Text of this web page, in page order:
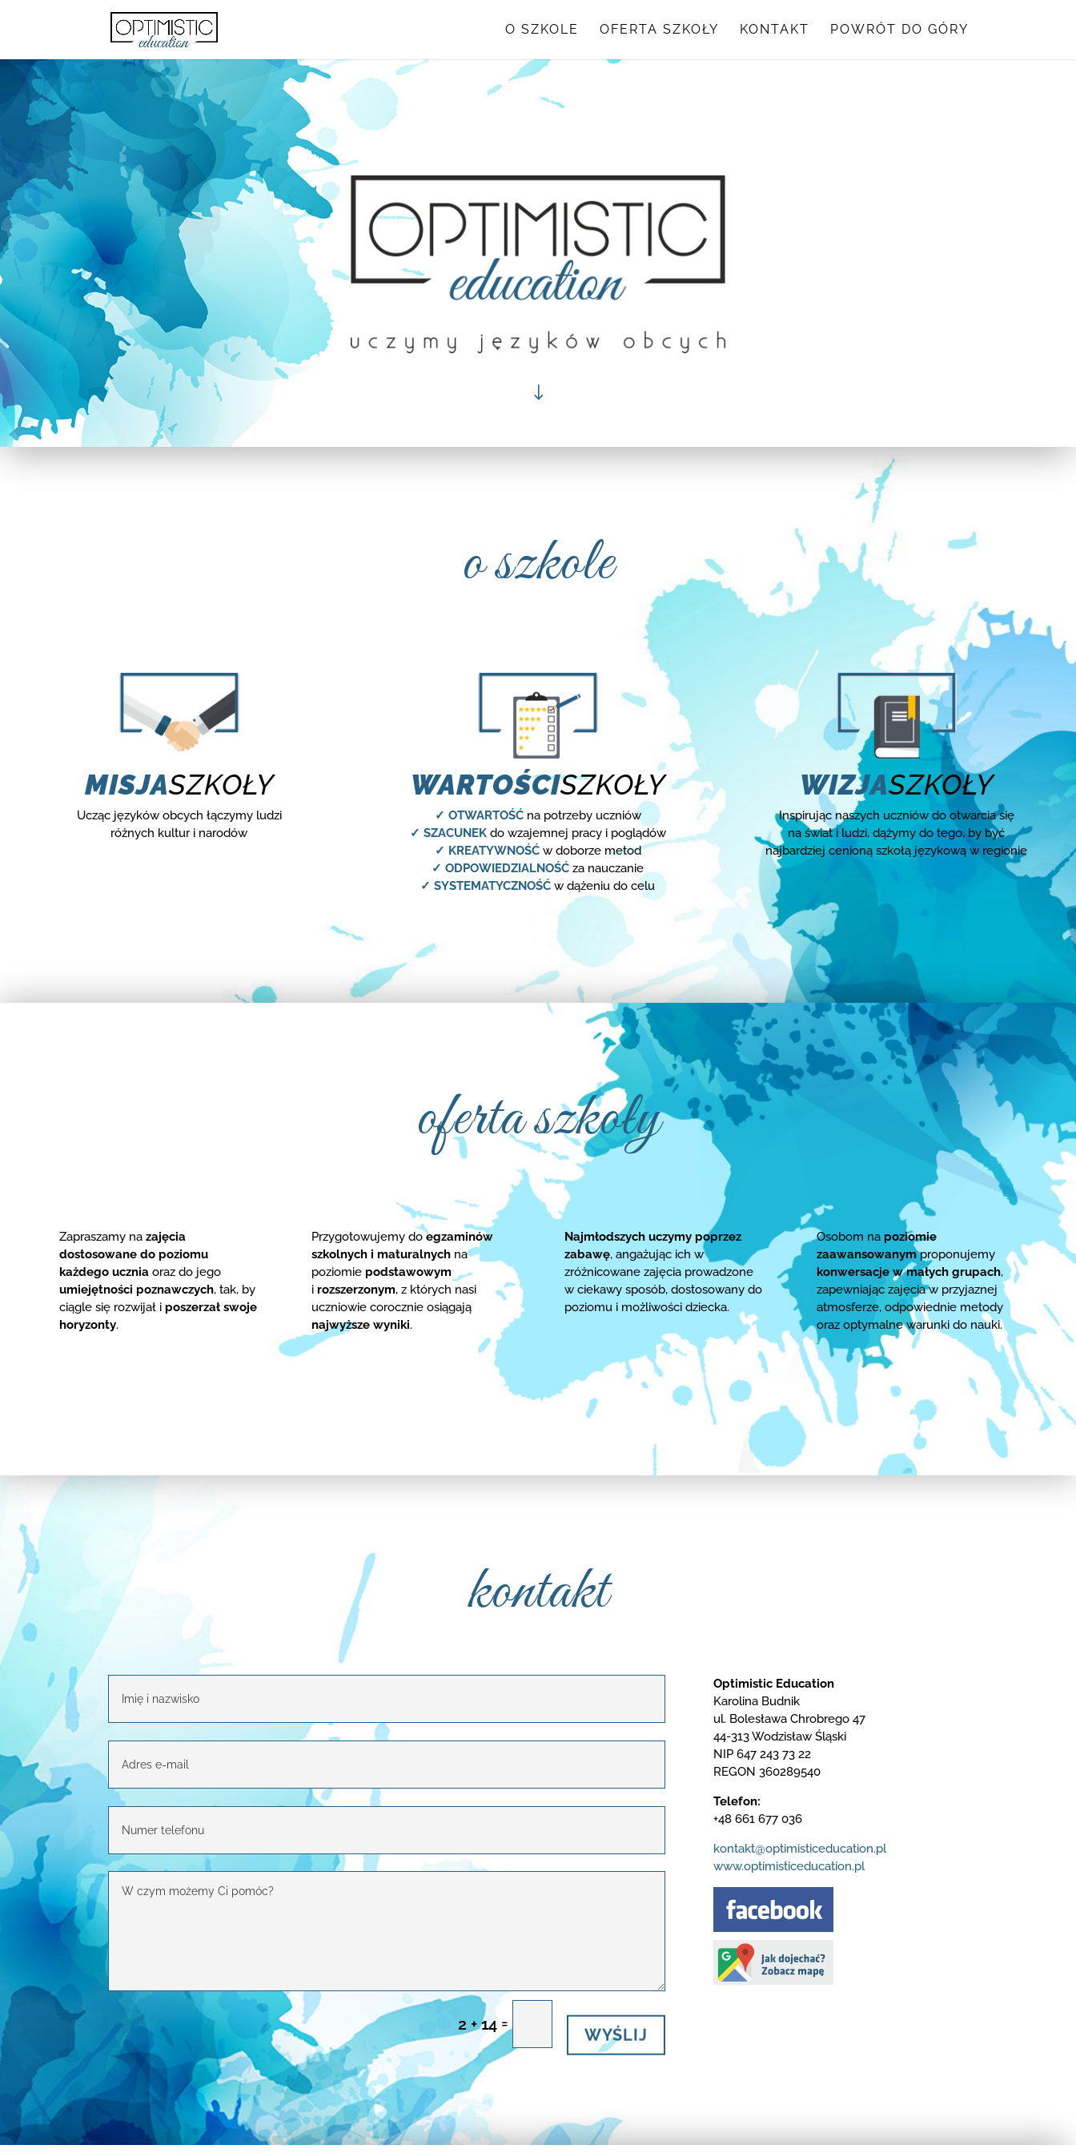
O SZKOLE OFERTA SZKOŁY KONTAKT POWRÓT DO GÓRY
"
o szkole
MISJASZKOŁY
Ucząc języków obcych łączymy ludzi
różnych kultur i narodów
WARTOŚCISZKOŁY
✓ OTWARTOŚĆna potrzeby uczniów
✓ SZACUNEKdo wzajemnej pracy i poglądów
✓ KREATYWNOŚĆw doborze metod
✓ ODPOWIEDZIALNOŚĆ za nauczanie
✓ SYSTEMATYCZNOŚĆ w dążeniu do celu
WIZJASZKOŁY
Inspirując naszych uczniów do otwarcia się
na świat i ludzi, dążymy do tego, by być
najbardziej cenioną szkołą językową w regionie
oferta szkoły
Zapraszamy nazajęcia
dostosowane do poziomu
każdego ucznia oraz do jego
umiejętności poznawczych, tak, by
ciągle się rozwijał i poszerzał swoje
horyzonty.
Przygotowujemy doegzaminów
szkolnych i maturalnych na
poziomie podstawowym
i rozszerzonym, z których nasi
uczniowie corocznie osiągają
najwyższe wyniki.
Najmłodszych uczymy poprzez
zabawę, angażując ich w
zróżnicowane zajęcia prowadzone
w ciekawy sposób, dostosowany do
poziomu i możliwości dziecka.
Osobom na poziomie
zaawansowanymproponujemy
konwersacje w małych grupach,
zapewniając zajęcia w przyjaznej
atmosferze, odpowiednie metody
oraz optymalne warunki do nauki.
kontakt
2 + 14 = WYŚLIJ
Optimistic Education
Karolina Budnik
ul. Bolesława Chrobrego 47
44-313 Wodzisław Śląski
NIP 647 243 73 22
REGON 360289540
Telefon:
+48 661 677 036
kontakt@optimisticeducation.pl
www.optimisticeducation.pl